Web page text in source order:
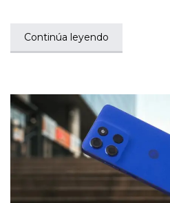
Continúa leyendo